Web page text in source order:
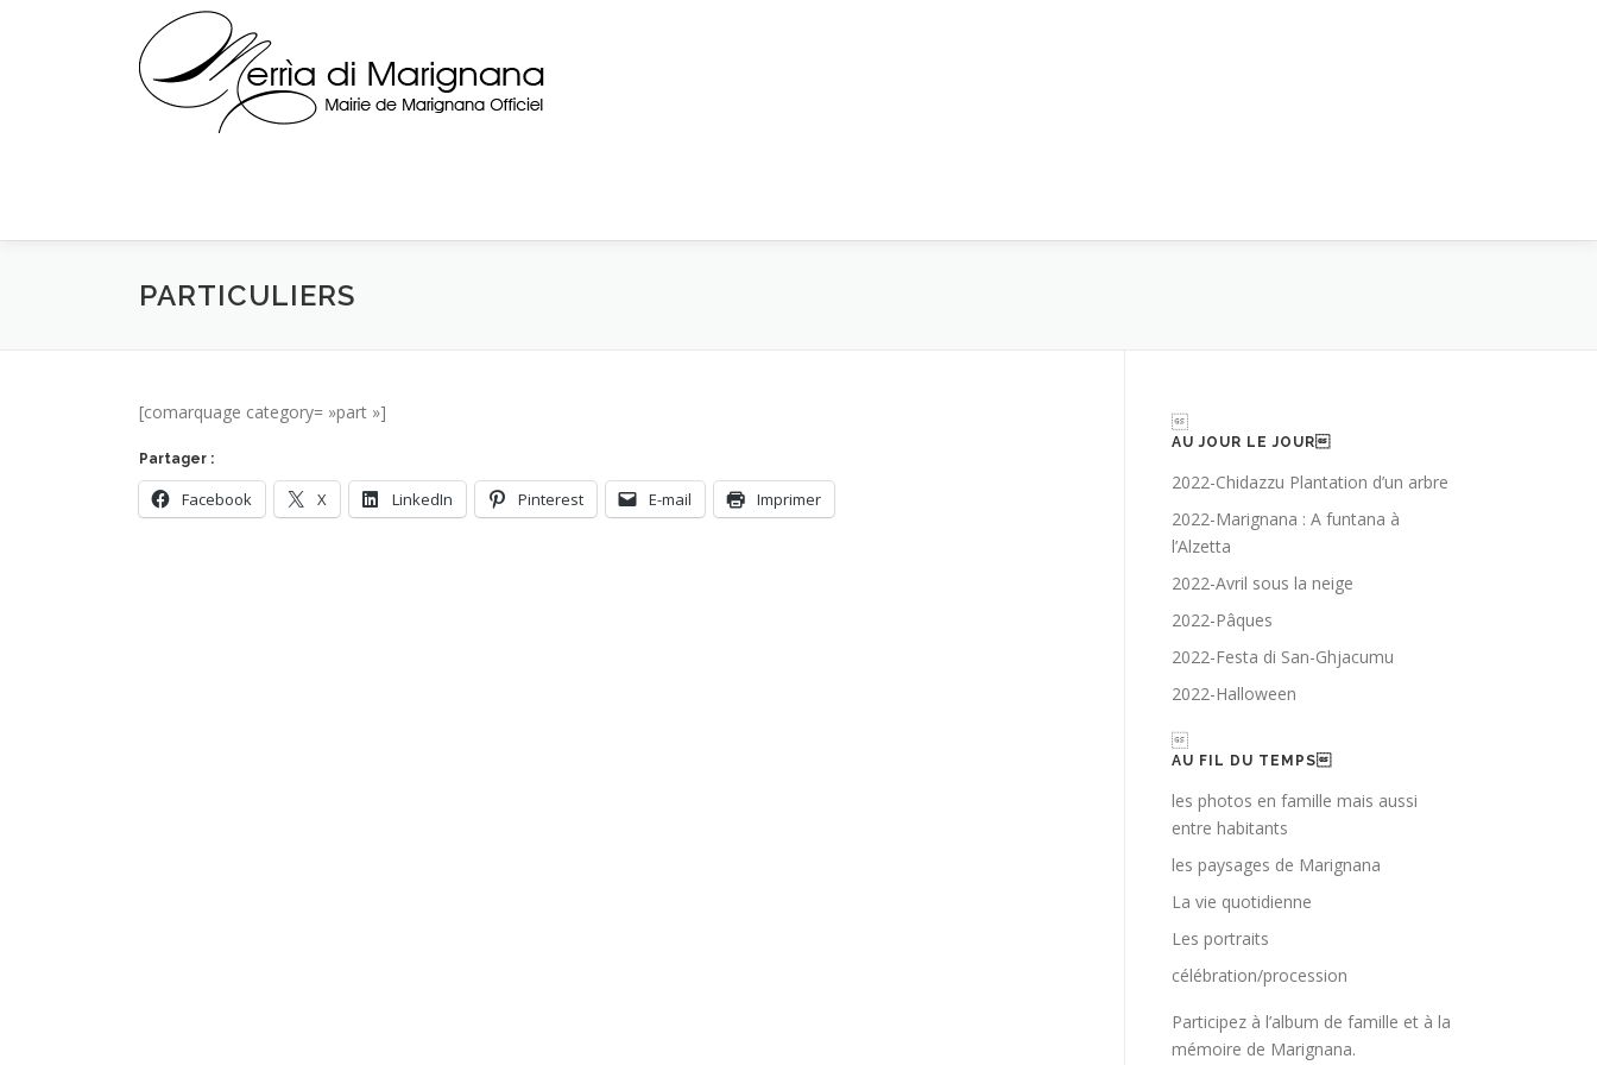
PARTICULIERS
[comarquage category= »part »]
Partager :
Facebook X LinkedIn Pinterest E-mail Imprimer
AU JOUR LE JOUR
2022-Chidazzu Plantation d’un arbre
2022-Marignana : A funtana à
l’Alzetta
2022-Avril sous la neige
2022-Pâques
2022-Festa di San-Ghjacumu
2022-Halloween
AU FIL DU TEMPS
les photos en famille mais aussi
entre habitants
les paysages de Marignana
La vie quotidienne
Les portraits
célébration/procession
Participez à l’album de famille et à la
mémoire de Marignana.